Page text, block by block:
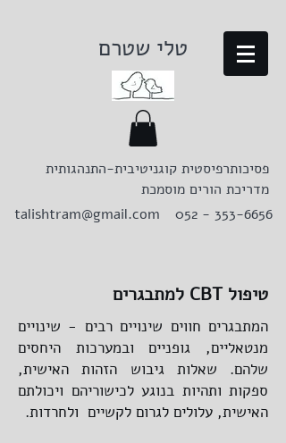
טלי שטרם
פסיכותרפיסטית קוגניטיבית-התנהגותית
מדריכת הורים מוסמכת
talishtram@gmail.com
052 - 353-6656
למתבגרים CBT טיפול
המתבגרים חווים שינויים רבים - שינויים
מנטאליים, גופניים ובמערכות היחסים
שלהם. שאלות גיבוש הזהות האישית,
ספקות ותהיות בנוגע לכישוריהם ויכולתם
האישית, עלולים לגרום לקשיים ולחרדות.